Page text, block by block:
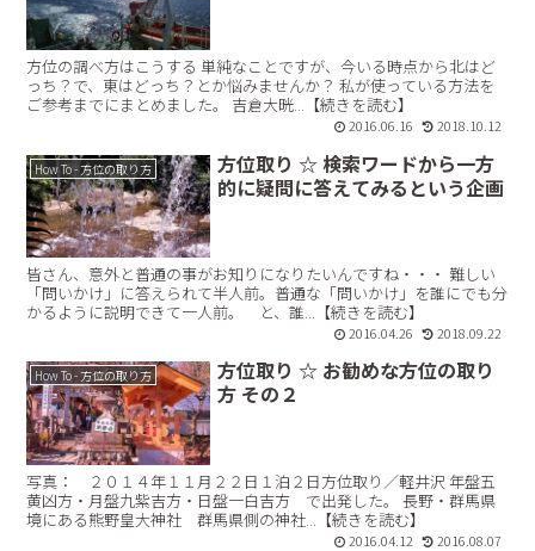
方位の調べ方はこうする 単純なことですが、今いる時点から北はど
っち？で、東はどっち？とか悩みませんか？ 私が使っている方法を
ご参考までにまとめました。 吉倉大晄...【続きを読む】
2016.06.16 2018.10.12
How To - 方位の取り方
方位取り ☆ 検索ワードから一方
的に疑問に答えてみるという企画
皆さん、意外と普通の事がお知りになりたいんですね・・・ 難しい
「問いかけ」に答えられて半人前。普通な「問いかけ」を誰にでも分
かるように説明できて一人前。 と、誰...【続きを読む】
2016.04.26 2018.09.22
How To - 方位の取り方
方位取り ☆ お勧めな方位の取り
方 その２
写真： ２０１４年１１月２２日１泊２日方位取り／軽井沢 年盤五
黄凶方・月盤九紫吉方・日盤一白吉方 で出発した。 長野・群馬県
境にある熊野皇大神社 群馬県側の神社...【続きを読む】
2016.04.12 2016.08.07